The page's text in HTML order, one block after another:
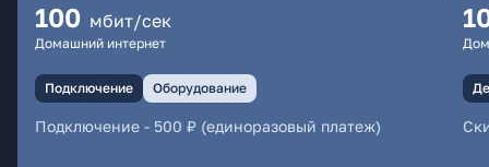
100 мбит/сек
Домашний интернет
Подключение Оборудование
Подключение - 500 ₽ (единоразовый платеж)